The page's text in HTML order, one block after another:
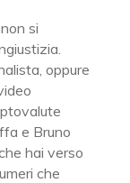
si
oppure
e Bruno
hai verso
che